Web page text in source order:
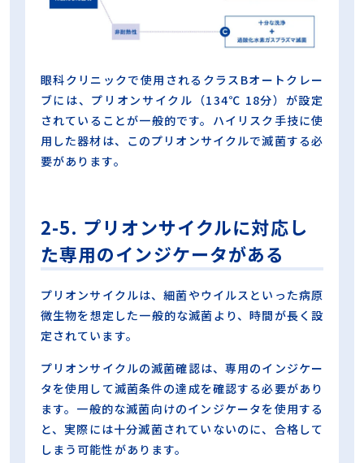
眼科クリニックで使用されるクラスBオートクレー
ブには、プリオンサイクル（134℃ 18分）が設定
されていることが一般的です。ハイリスク手技に使
用した器材は、このプリオンサイクルで滅菌する必
要があります。
2-5. プリオンサイクルに対応し
た専用のインジケータがある
プリオンサイクルは、細菌やウイルスといった病原
微生物を想定した一般的な滅菌より、時間が長く設
定されています。
プリオンサイクルの滅菌確認は、専用のインジケー
タを使用して滅菌条件の達成を確認する必要があり
ます。一般的な滅菌向けのインジケータを使用する
と、実際には十分滅菌されていないのに、合格して
しまう可能性があります。